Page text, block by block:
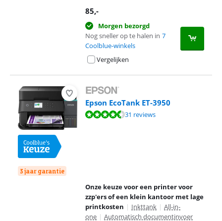
85,-
Morgen bezorgd
Nog sneller op te halen in 7
Coolblue-winkels
Vergelijken
3 jaar garantie
Epson EcoTank ET-3950
Beoordeling is 8,6 van de 10, gebaseerd op 31 reviews.
31 reviews
Onze keuze voor een printer voor
zzp'ers of een klein kantoor met lage
printkosten | Inkttank | All-in-
one | Automatisch documentinvoer